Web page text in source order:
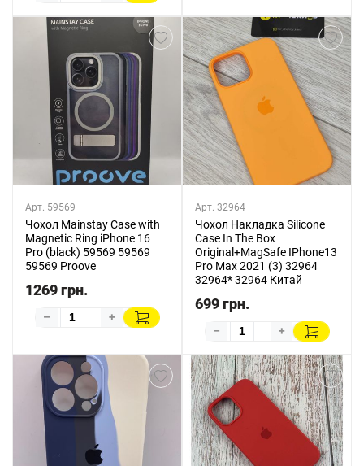
Арт. 59569
Чохол Mainstay Case with
Magnetic Ring iPhone 16
Pro (black) 59569 59569
59569 Proove
1269 грн.
– +
Арт. 32964
Чохол Накладка Silicone
Case In The Box
Original+MagSafe IPhone13
Pro Max 2021 (3) 32964
32964* 32964 Китай
699 грн.
– +